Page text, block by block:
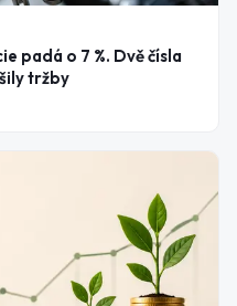
padá o 7 %. Dvě čísla
tržby